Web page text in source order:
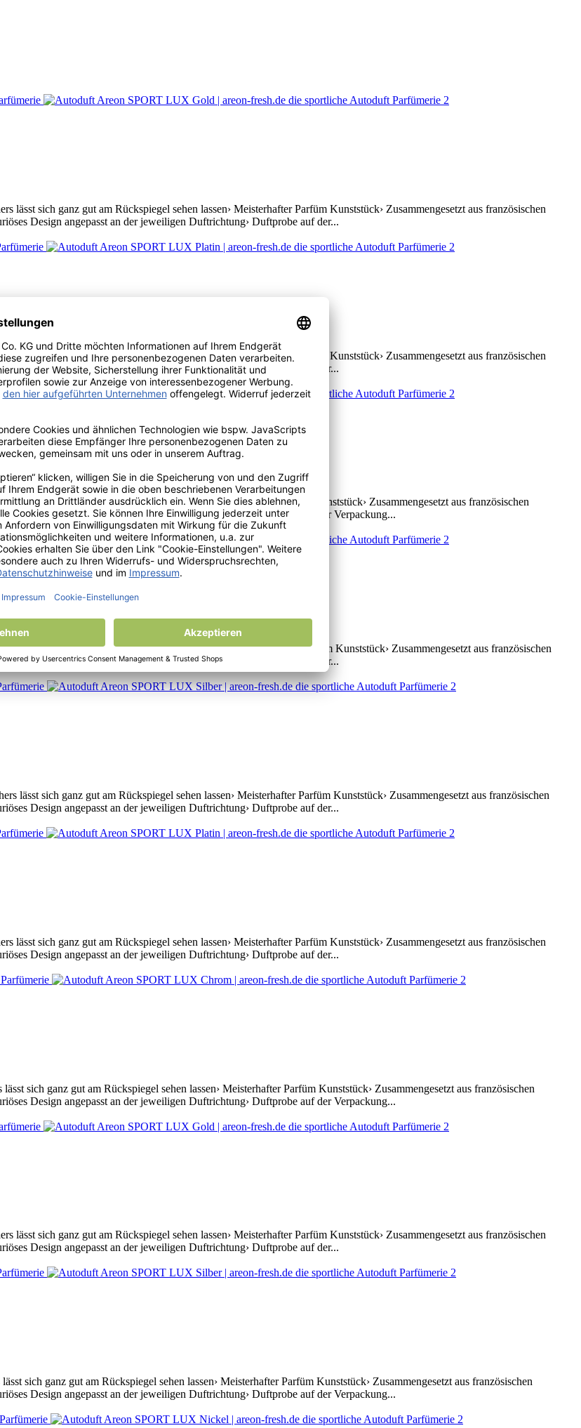
sich ganz gut am Rückspiegel sehen lassen› Meisterhafter Parfüm Kunststück› Zusammengesetzt aus französischen
Design angepasst an der jeweiligen Duftrichtung› Duftprobe auf der...
sich ganz gut am Rückspiegel sehen lassen› Meisterhafter Parfüm Kunststück› Zusammengesetzt aus französischen
Design angepasst an der jeweiligen Duftrichtung› Duftprobe auf der...
sich ganz gut am Rückspiegel sehen lassen› Meisterhafter Parfüm Kunststück› Zusammengesetzt aus französischen
Design angepasst an der jeweiligen Duftrichtung› Duftprobe auf der Verpackung...
lässt sich ganz gut am Rückspiegel sehen lassen› Meisterhafter Parfüm Kunststück› Zusammengesetzt aus französischen
Design angepasst an der jeweiligen Duftrichtung› Duftprobe auf der...
lässt sich ganz gut am Rückspiegel sehen lassen› Meisterhafter Parfüm Kunststück› Zusammengesetzt aus französischen
Design angepasst an der jeweiligen Duftrichtung› Duftprobe auf der...
sich ganz gut am Rückspiegel sehen lassen› Meisterhafter Parfüm Kunststück› Zusammengesetzt aus französischen
Design angepasst an der jeweiligen Duftrichtung› Duftprobe auf der...
sich ganz gut am Rückspiegel sehen lassen› Meisterhafter Parfüm Kunststück› Zusammengesetzt aus französischen
Design angepasst an der jeweiligen Duftrichtung› Duftprobe auf der Verpackung...
sich ganz gut am Rückspiegel sehen lassen› Meisterhafter Parfüm Kunststück› Zusammengesetzt aus französischen
Design angepasst an der jeweiligen Duftrichtung› Duftprobe auf der...
sich ganz gut am Rückspiegel sehen lassen› Meisterhafter Parfüm Kunststück› Zusammengesetzt aus französischen
Design angepasst an der jeweiligen Duftrichtung› Duftprobe auf der Verpackung...